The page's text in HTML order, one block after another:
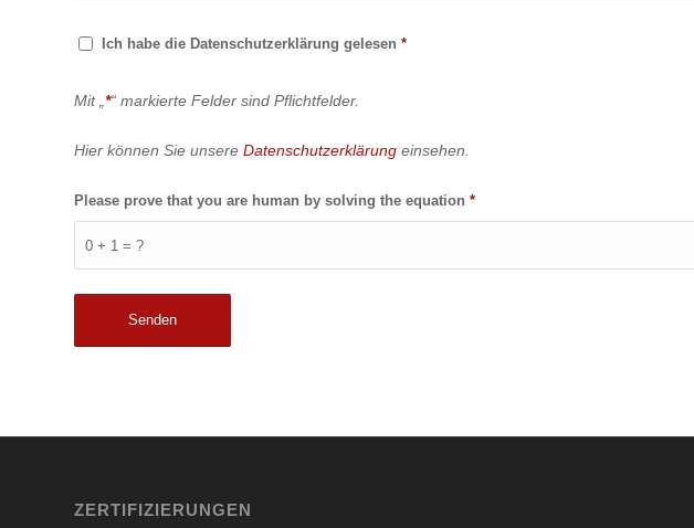
Ich habe die Datenschutzerklärung gelesen *
Mit „ *“ markierte Felder sind Pflichtfelder.
Hier können Sie unsere Datenschutzerklärung einsehen.
0 + 1 = ?
Please prove that you are human by solving the equation *
ZERTIFIZIERUNGEN